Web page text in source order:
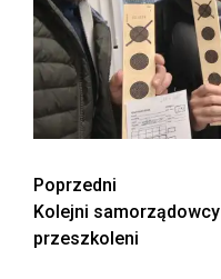
Zobacz
wpisy
Poprzedni
Kolejni samorządowcy
przeszkoleni